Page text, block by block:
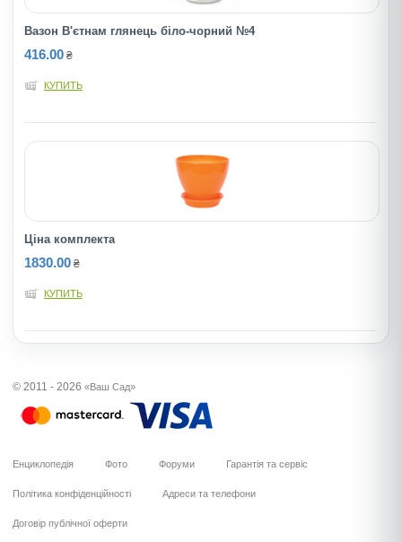
Вазон В'єтнам глянець біло-чорний №4
416.00 ₴
КУПИТЬ
Ціна комплекта
1830.00 ₴
КУПИТЬ
© 2011 - 2026 «Ваш Сад»
Енциклопедія Фото Форуми Гарантія та сервіс
Політика конфіденційності Адреси та телефони
Договір публічної оферти